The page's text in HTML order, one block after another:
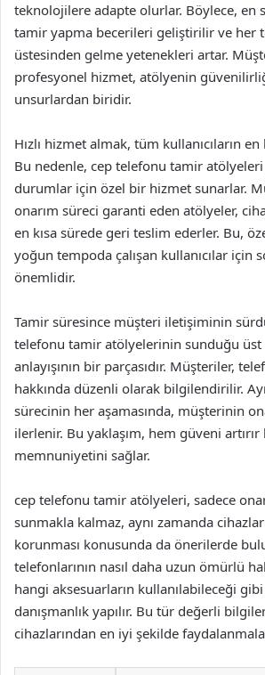
teknolojilere adapte olurlar. Böylece, en
tamir yapma becerileri geliştirilir ve her
üstesinden gelme yetenekleri artar.
profesyonel hizmet, atölyenin
unsurlardan biridir.
Hızlı hizmet almak, tüm kullanıcıların
Bu nedenle, cep telefonu tamir
durumlar için özel bir hizmet sunarlar.
onarım süreci garanti eden atölyeler,
en kısa sürede geri teslim ederler. Bu,
yoğun tempoda çalışan kullanıcılar için
önemlidir.
Tamir süresince müşteri iletişiminin
telefonu tamir atölyelerinin sunduğu üst
anlayışının bir parçasıdır. Müşteriler,
hakkında düzenli olarak bilgilendirilir.
sürecinin her aşamasında, müşterinin
ilerlenir. Bu yaklaşım, hem güveni
memnuniyetini sağlar.
cep telefonu tamir atölyeleri, sadece
sunmakla kalmaz, aynı zamanda
korunması konusunda da önerilerde
telefonlarının nasıl daha uzun ömürlü
hangi aksesuarların kullanılabileceği
danışmanlık yapılır. Bu tür değerli
cihazlarından en iyi şekilde